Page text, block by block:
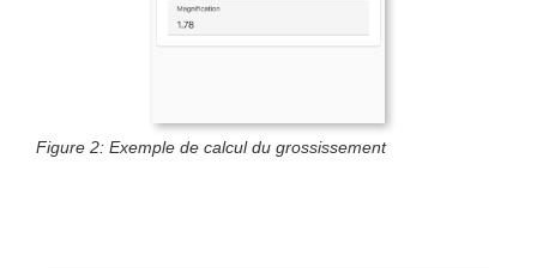
Figure 2: Exemple de calcul du grossissement